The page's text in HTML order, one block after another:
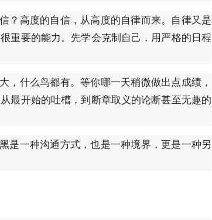
高度的自信，从高度的自律而来。自律又是
重要的能力。先学会克制自己，用严格的日程
什么鸟都有。等你哪一天稍微做出点成绩，
最开始的吐槽，到断章取义的论断甚至无趣的
一种沟通方式，也是一种境界，更是一种另